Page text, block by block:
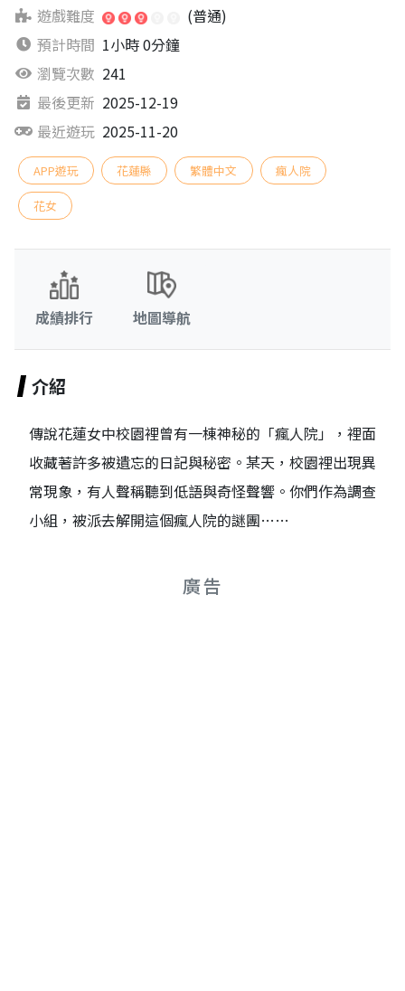
遊戲難度
(普通)
預計時間 1小時 0分鐘
瀏覽次數 241
最後更新 2025-12-19
最近遊玩 2025-11-20
APP遊玩 花蓮縣 繁體中文 瘋人院
花女
成績排行 地圖導航
介紹
傳說花蓮女中校園裡曾有一棟神秘的「瘋人院」，裡面
收藏著許多被遺忘的日記與秘密。某天，校園裡出現異
常現象，有人聲稱聽到低語與奇怪聲響。你們作為調查
小組，被派去解開這個瘋人院的謎團……
廣告